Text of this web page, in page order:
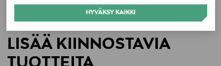
HYVÄKSY KAIKKI
Albania
Valmistajan tuotenumero
LISÄÄ KIINNOSTAVIA